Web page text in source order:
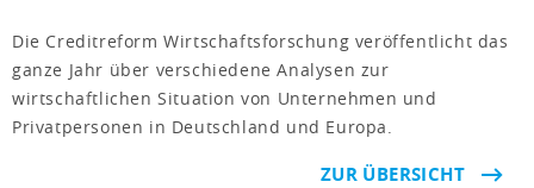
Die Creditreform Wirtschaftsforschung veröffentlicht das
ganze Jahr über verschiedene Analysen zur
wirtschaftlichen Situation von Unternehmen und
Privatpersonen in Deutschland und Europa.
ZUR ÜBERSICHT